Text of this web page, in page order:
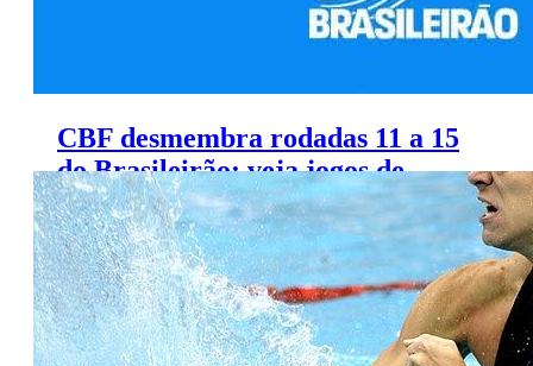
CBF desmembra rodadas 11 a 15
do Brasileirão; veja jogos de
Globo, SporTV e TNT